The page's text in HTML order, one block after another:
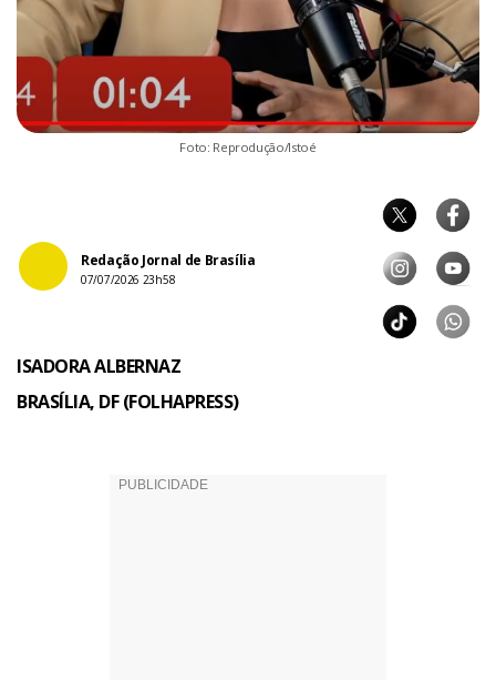
Foto: Reprodução/Istoé
Redação Jornal de Brasília
07/07/2026 23h58
ISADORA ALBERNAZ
BRASÍLIA, DF (FOLHAPRESS)